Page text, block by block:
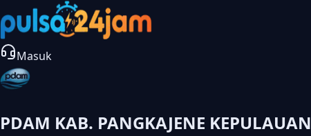
Masuk
PDAM KAB. PANGKAJENE KEPULAUAN